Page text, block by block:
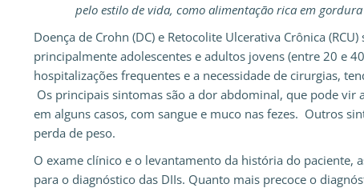
pelo estilo de vida, como alimentação rica em
Doença de Crohn (DC) e Retocolite Ulcerativa Crônica (RCU)
principalmente adolescentes e adultos jovens (entre 20 e
hospitalizações frequentes e a necessidade de cirurgias,
Os principais sintomas são a dor abdominal, que pode vir
em alguns casos, com sangue e muco nas fezes. Outros
perda de peso.
O exame clínico e o levantamento da história do paciente,
para o diagnóstico das DIIs. Quanto mais precoce o